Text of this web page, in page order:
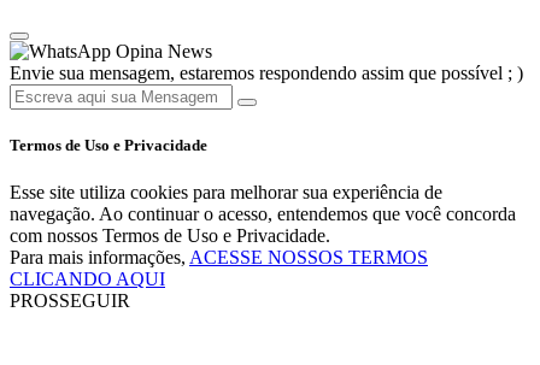
Opina News
Envie sua mensagem, estaremos respondendo assim que possível ; )
Termos de Uso e Privacidade
Esse site utiliza cookies para melhorar sua experiência de
navegação. Ao continuar o acesso, entendemos que você concorda
com nossos Termos de Uso e Privacidade.
Para mais informações, ACESSE NOSSOS TERMOS
CLICANDO AQUI
PROSSEGUIR